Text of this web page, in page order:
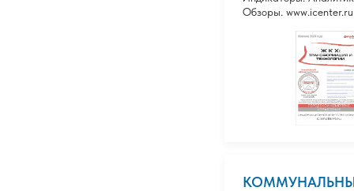
Обзоры. www.icenter.ru